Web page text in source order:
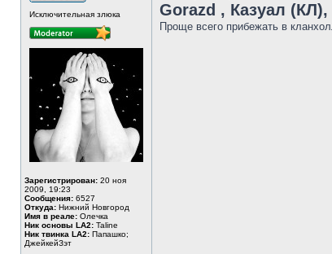
Исключительная злюка
Зарегистрирован: 20 ноя
2009, 19:23
Сообщения: 6527
Откуда: Нижний Новгород
Имя в реале: Олечка
Ник основы LA2: Taline
Ник твинка LA2: Папашко;
ДжейкейЗэт
Gorazd , Казуал
Проще всего прибежать в